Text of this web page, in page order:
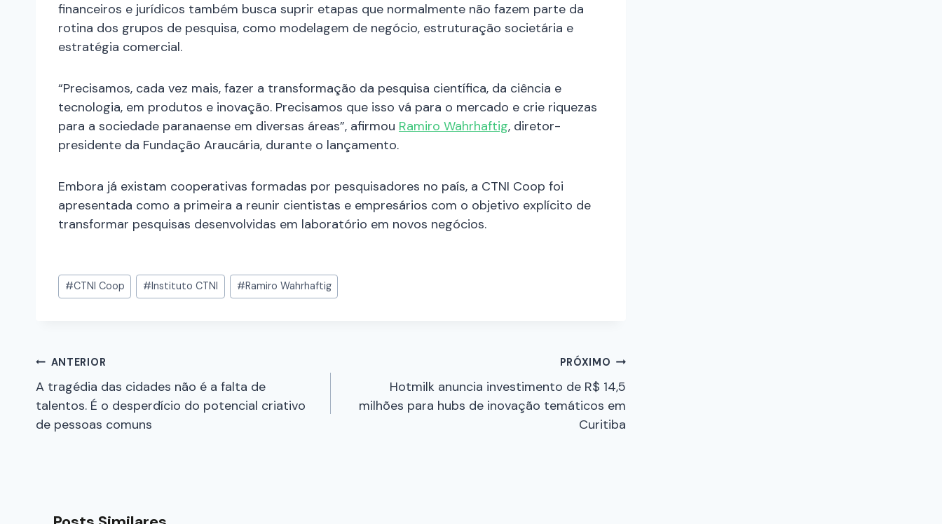
financeiros e jurídicos também busca suprir etapas que normalmente não fazem parte da
rotina dos grupos de pesquisa, como modelagem de negócio, estruturação societária e
estratégia comercial.
“Precisamos, cada vez mais, fazer a transformação da pesquisa científica, da ciência e
tecnologia, em produtos e inovação. Precisamos que isso vá para o mercado e crie riquezas
para a sociedade paranaense em diversas áreas”, afirmou Ramiro Wahrhaftig, diretor-
presidente da Fundação Araucária, durante o lançamento.
Embora já existam cooperativas formadas por pesquisadores no país, a CTNI Coop foi
apresentada como a primeira a reunir cientistas e empresários com o objetivo explícito de
transformar pesquisas desenvolvidas em laboratório em novos negócios.
#CTNI Coop #Instituto CTNI #Ramiro Wahrhaftig
ANTERIOR
A tragédia das cidades não é a falta de
talentos. É o desperdício do potencial criativo
de pessoas comuns
PRÓXIMO
Hotmilk anuncia investimento de R$ 14,5
milhões para hubs de inovação temáticos em
Curitiba